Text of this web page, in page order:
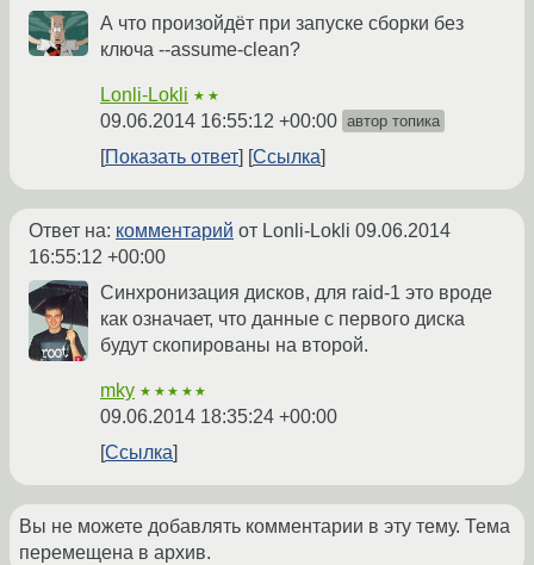
А что произойдёт при запуске сборки без
ключа --assume-clean?
Lonli-Lokli ★★
09.06.2014 16:55:12 +00:00 автор топика
Показать ответ Ссылка
Ответ на: комментарий от Lonli-Lokli 09.06.2014
16:55:12 +00:00
Синхронизация дисков, для raid-1 это вроде
как означает, что данные с первого диска
будут скопированы на второй.
mky ★★★★★
09.06.2014 18:35:24 +00:00
Ссылка
Вы не можете добавлять комментарии в эту тему. Тема
перемещена в архив.